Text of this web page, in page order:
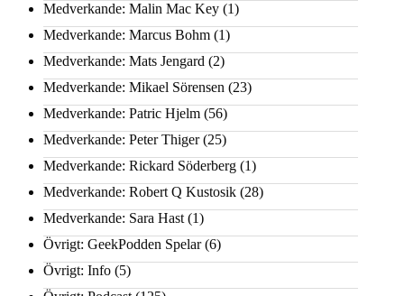
Medverkande: Malin Mac Key (1)
Medverkande: Marcus Bohm (1)
Medverkande: Mats Jengard (2)
Medverkande: Mikael Sörensen (23)
Medverkande: Patric Hjelm (56)
Medverkande: Peter Thiger(25)
Medverkande: Rickard Söderberg (1)
Medverkande: Robert Q Kustosik (28)
Medverkande: Sara Hast (1)
Övrigt: GeekPodden Spelar(6)
Övrigt: Info (5)